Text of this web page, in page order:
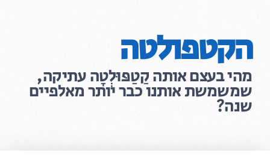
בִּקְלִיק
הַמְּסַיַּעַת
לִנְגִישׁוּת
הקטפולטה
מהי בעצם אותה קַטַפּוּלְטָה עתיקה,
שמשמשת אותנו כבר יותר מאלפיים
שנה?